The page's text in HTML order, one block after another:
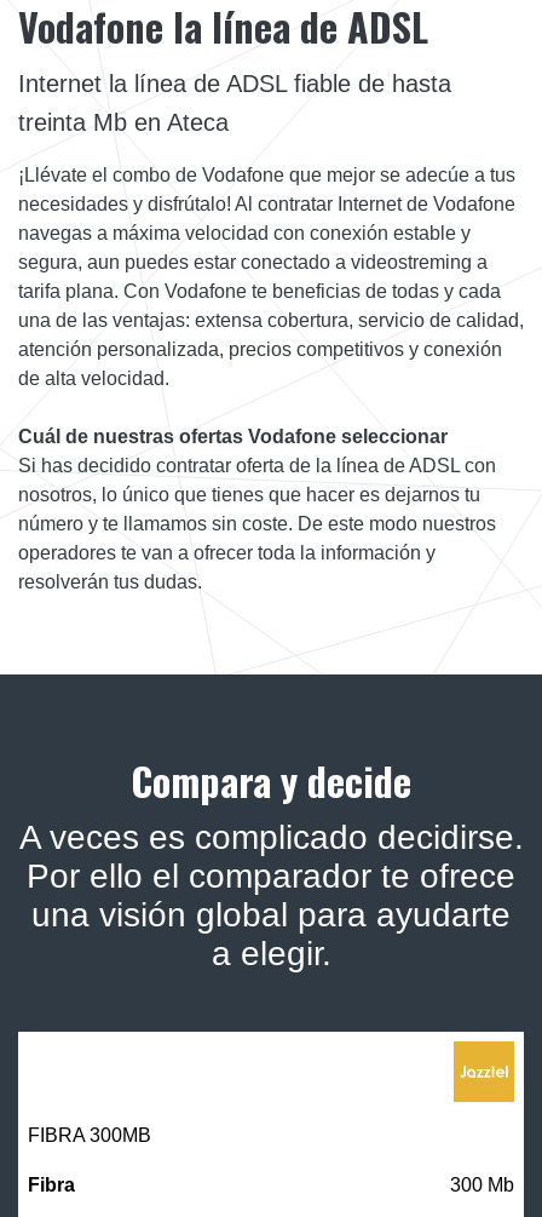
Vodafone la línea de ADSL
Internet la línea de ADSL fiable de hasta
treinta Mb en Ateca
¡Llévate el combo de Vodafone que mejor se adecúe a tus
necesidades y disfrútalo! Al contratar Internet de Vodafone
navegas a máxima velocidad con conexión estable y
segura, aun puedes estar conectado a videostreming a
tarifa plana. Con Vodafone te beneficias de todas y cada
una de las ventajas: extensa cobertura, servicio de calidad,
atención personalizada, precios competitivos y conexión
de alta velocidad.
Cuál de nuestras ofertas Vodafone seleccionar
Si has decidido contratar oferta de la línea de ADSL con
nosotros, lo único que tienes que hacer es dejarnos tu
número y te llamamos sin coste. De este modo nuestros
operadores te van a ofrecer toda la información y
resolverán tus dudas.
Compara y decide
A veces es complicado decidirse.
Por ello el comparador te ofrece
una visión global para ayudarte
a elegir.
FIBRA 300MB
300 Mb